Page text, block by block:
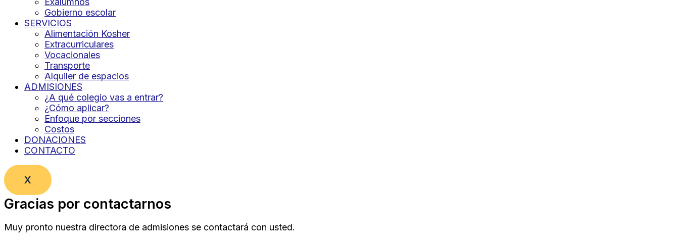
Gobierno escolar
SERVICIOS
Alimentación Kosher
Extracurriculares
Vocacionales
Transporte
Alquiler de espacios
ADMISIONES
¿A qué colegio vas a entrar?
¿Cómo aplicar?
Enfoque por secciones
Costos
DONACIONES
CONTACTO
X
Gracias por contactarnos
Muy pronto nuestra directora de admisiones se contactará con usted.